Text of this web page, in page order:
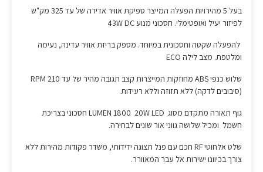
בעל 5 מהירויות הפעלה המייצר ספיקת אוויר אדירה של עד 325 מק"ש
לפיזור יעיל ואופטימלי. חסכוני מנוע 43W DC
להפעלה שקטה וחסכונית במיוחד. מספק בריזת אוויר עדינה, נעימה
ומלטפת. מצב לילה ECO
שלוש כנפי ABS מחוזקות המייצרות קצב תגובה מהיר של עד 210 RPM
(סיבובים לדקה) ללא תזוזה וללא רעידות.
גוף תאורה מתקדם מסוג LUMEN 1800 20W LED חסכוני בצריכת
חשמל ומכיל שלושה גווני אור שונים לבחירה.
שלט אלחוטי RF חכם עם פנל תצוגה ידידותי, משדר פקודות מהירות ללא
צורך בכיוונו ישירות אל עבר המאוורר.